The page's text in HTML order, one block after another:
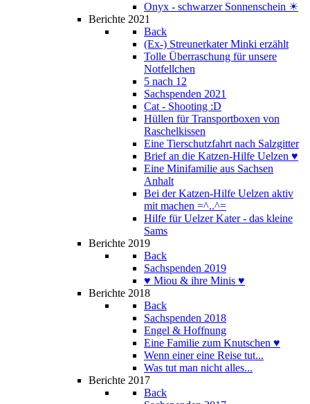
Onyx - schwarzer Sonnenschein ☀
Berichte 2021
Back
(Ex-) Streunerkater Minki erzählt
Tolle Überraschung für unsere
Notfellchen
5 nach 12
Sachspenden 2021
Cat - Shooting :D
Hüllen für Transportboxen von
Raschelkissen
Eine Tierschutzfahrt nach Salzgitter
Brief an die Katzen-Hilfe Uelzen ♥
Eine Minifamilie aus Sachsen
Anhalt
Bei der Katzen-Hilfe Uelzen aktiv
mit machen =^..^=
Hilfe für Uelzer Kater - das kleine
Sams
Berichte 2019
Back
Sachspenden 2019
♥ Miou & ihre Minis ♥
Berichte 2018
Back
Sachspenden 2018
Engel & Hoffnung
Eine Familie zum Knutschen ♥
Wenn einer eine Reise tut...
Was tut man nicht alles...
Berichte 2017
Back